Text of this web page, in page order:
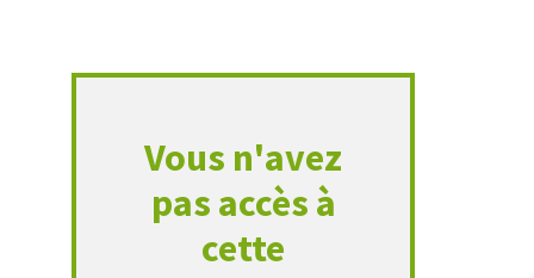
Vous n'avez
pas accès à
cette